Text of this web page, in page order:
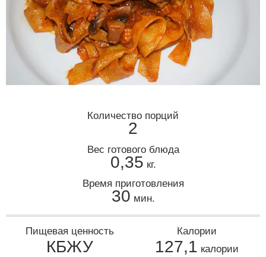
Количество порций
2
Вес готового блюда
0,35 кг.
Время приготовления
30 мин.
Пищевая ценность
КБЖУ
Калории
127,1 калории